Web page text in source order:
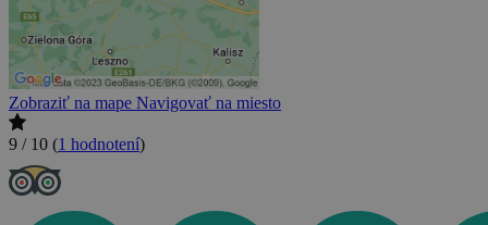
Zobraziť na mape Navigovať na miesto
9 / 10 (1 hodnotení)